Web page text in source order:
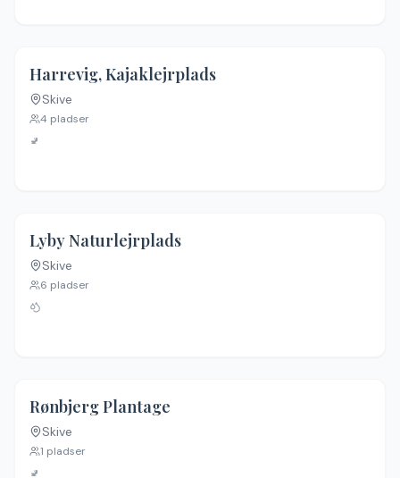
Harrevig, Kajaklejrplads
Skive
4 pladser
🚽
Lyby Naturlejrplads
Skive
6 pladser
Rønbjerg Plantage
Skive
1 pladser
🚽